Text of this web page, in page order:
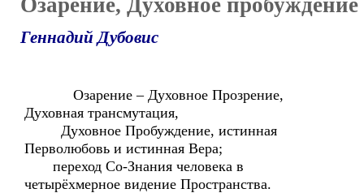
Озарение, Духовное пробуждение
Геннадий Дубовис
Озарение – Духовное Прозрение,
Духовная трансмутация,
Духовное Пробуждение, истинная
Перволюбовь и истинная Вера;
переход Со-Знания человека в
четырёхмерное видение Пространства.